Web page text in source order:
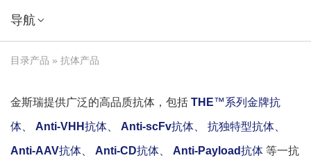
导航
目录产品 » 抗体产品
金斯瑞提供广泛的高品质抗体，包括 THE™系列金牌抗
体、 Anti-VHH抗体、 Anti-scFv抗体、 抗独特型抗体、
Anti-AAV抗体、 Anti-CD抗体、 Anti-Payload抗体 等一抗